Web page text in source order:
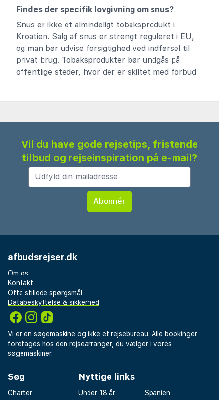
Findes der specifik lovgivning om snus?
Snus er ikke et almindeligt tobaksprodukt i
Kroatien. Salg af snus er strengt reguleret i EU,
og man bør udvise forsigtighed ved indførsel til
privat brug. Tobaksprodukter bør undgås på
offentlige steder, hvor der er skiltet med forbud.
Vil du have gode rejsetips, fristende
tilbud og rejseinspiration på e-mail?
afbudsrejser.dk
Om os
Kontakt
Ofte stillede spørgsmål
Databeskyttelse & sikkerhed
Vi er en søgemaskine og ikke et rejsebureau. Alle bookinger
foretages hos den rejsearrangør, du vælger i vores
søgemaskiner.
Søg
Charter
Nyttige links
Under 18 år
Spanien